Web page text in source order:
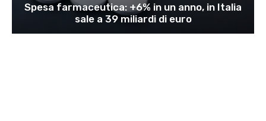
Spesa farmaceutica: +6% in un anno, in Italia
sale a 39 miliardi di euro